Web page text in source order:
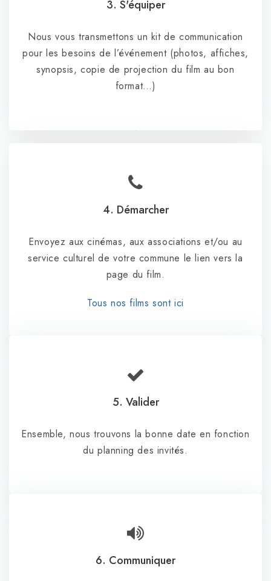
3. S'équiper
Nous vous transmettons un kit de communication
pour les besoins de l’événement (photos, affiches,
synopsis, copie de projection du film au bon
format…)
4. Démarcher
Envoyez aux cinémas, aux associations et/ou au
service culturel de votre commune le lien vers la
page du film.
Tous nos films sont ici
5. Valider
Ensemble, nous trouvons la bonne date en fonction
du planning des invités.
6. Communiquer